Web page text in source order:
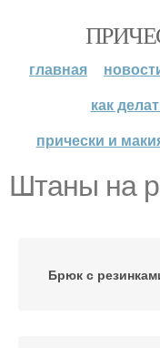
главная
как
прически и
Штаны на
Брюк с